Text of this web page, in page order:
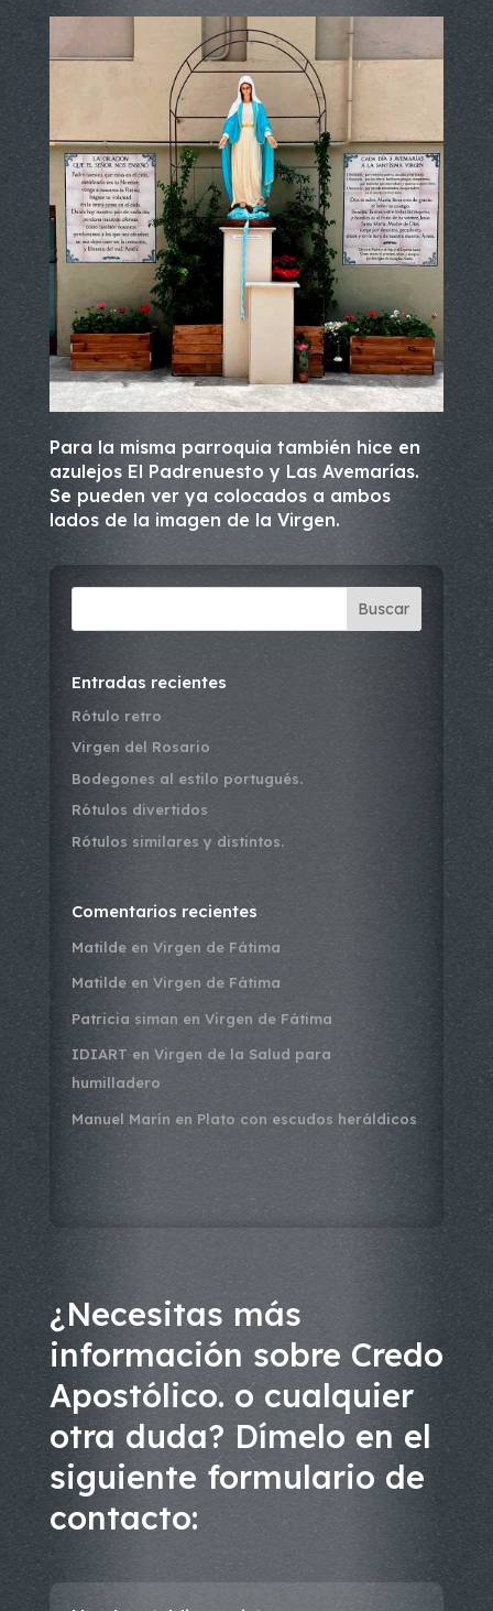
Para la misma parroquia también hice en
azulejos El Padrenuesto y Las Avemarías.
Se pueden ver ya colocados a ambos
lados de la imagen de la Virgen.
Buscar
Entradas recientes
Rótulo retro
Virgen del Rosario
Bodegones al estilo portugués.
Rótulos divertidos
Rótulos similares y distintos.
Comentarios recientes
Matildeen Virgen de Fátima
Matildeen Virgen de Fátima
Patricia siman en Virgen de Fátima
IDIART en Virgen de la Salud para
humilladero
Manuel Marín en Plato con escudos heráldicos
¿Necesitas más
información sobre Credo
Apostólico. o cualquier
otra duda? Dímelo en el
siguiente formulario de
contacto: